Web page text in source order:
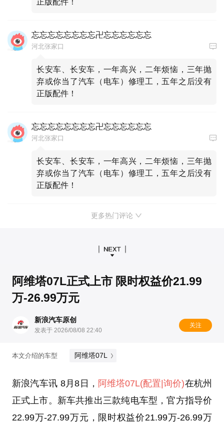
忘忘忘忘忘忘忘忘卍忘忘忘忘忘忘
河北张家口
长安车、长安车，一年高兴，二年烦恼，三年抛
弃或你当了汽车（电车）修理工，五年之后没有
正版配件！
忘忘忘忘忘忘忘忘卍忘忘忘忘忘忘
河北张家口
长安车、长安车，一年高兴，二年烦恼，三年抛
弃或你当了汽车（电车）修理工，五年之后没有
正版配件！
更多热门评论
阿维塔07L正式上市 限时权益价21.99
万-26.99万元
新浪汽车原创
发表于 2026/08/08 22:40
关注
本文介绍的车型 阿维塔07L
新浪汽车讯 8月8日， 阿维塔07L(配置 |询价)在杭州
正式上市。新车共推出三款纯电车型，官方指导价
22.99万-27.99万元，限时权益价21.99万-26.99万